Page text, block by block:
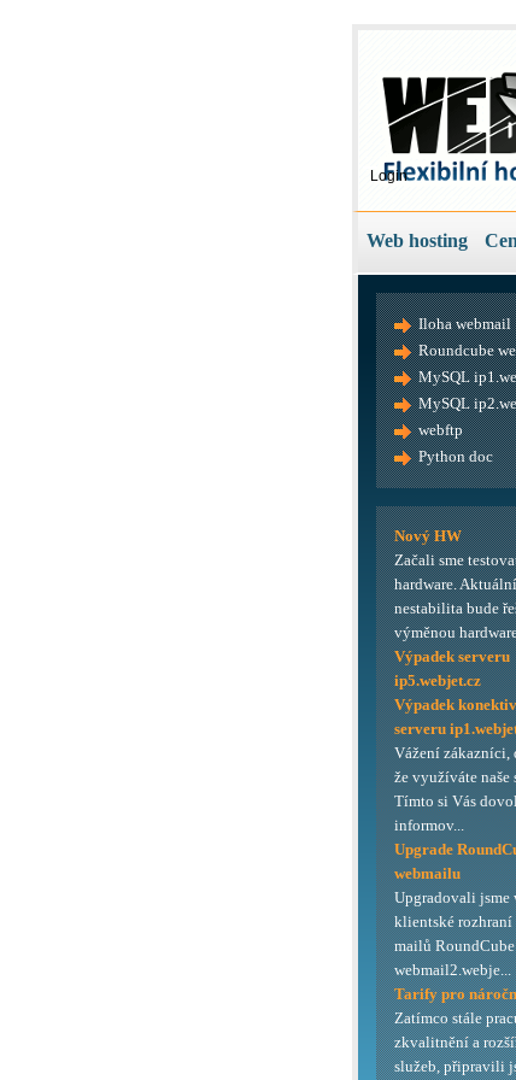
Login
Web hosting
Iloha webmail
Roundcube
MySQL
MySQL
webftp
Python doc
Nový HW
Začali sme
hardware. Aktuální
nestabilita bude
výměnou
Výpadek serveru
ip5.webjet.cz
Výpadek
serveru
Vážení zákazníci,
že využíváte naše
Tímto si Vás
informov...
Upgrade
webmailu
Upgradovali jsme
klientské rozhraní
mailů RoundCube
webmail2.webje...
Tarify pro
Zatímco stále
zkvalitnění a
služeb, připravili